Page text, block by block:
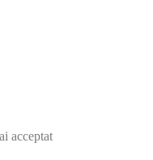
acceptat